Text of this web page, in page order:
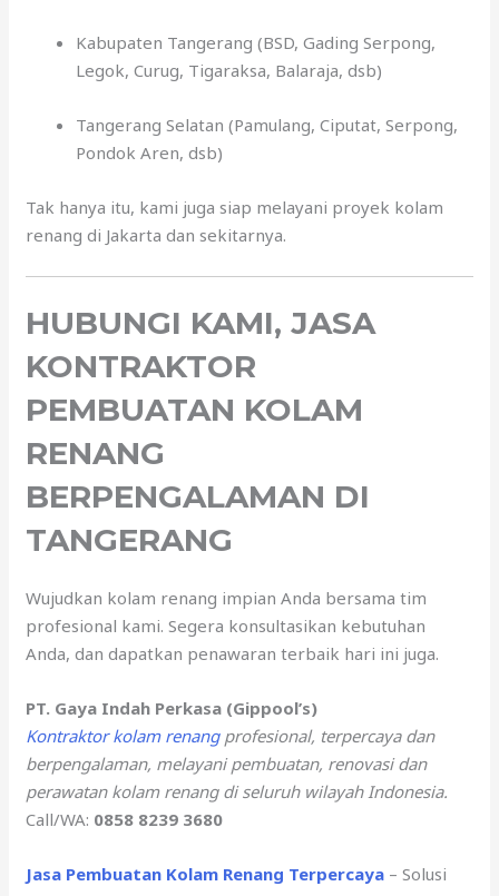
Kabupaten Tangerang (BSD, Gading Serpong,
Legok, Curug, Tigaraksa, Balaraja, dsb)
Tangerang Selatan (Pamulang, Ciputat, Serpong,
Pondok Aren, dsb)
Tak hanya itu, kami juga siap melayani proyek kolam
renang di Jakarta dan sekitarnya.
HUBUNGI KAMI, JASA
KONTRAKTOR
PEMBUATAN KOLAM
RENANG
BERPENGALAMAN DI
TANGERANG
Wujudkan kolam renang impian Anda bersama tim
profesional kami. Segera konsultasikan kebutuhan
Anda, dan dapatkan penawaran terbaik hari ini juga.
PT. Gaya Indah Perkasa (Gippool’s)
Kontraktor kolam renangprofesional, terpercaya dan
berpengalaman, melayani pembuatan, renovasi dan
perawatan kolam renang di seluruh wilayah Indonesia.
Call/WA: 0858 8239 3680
Jasa Pembuatan Kolam Renang Terpercaya – Solusi